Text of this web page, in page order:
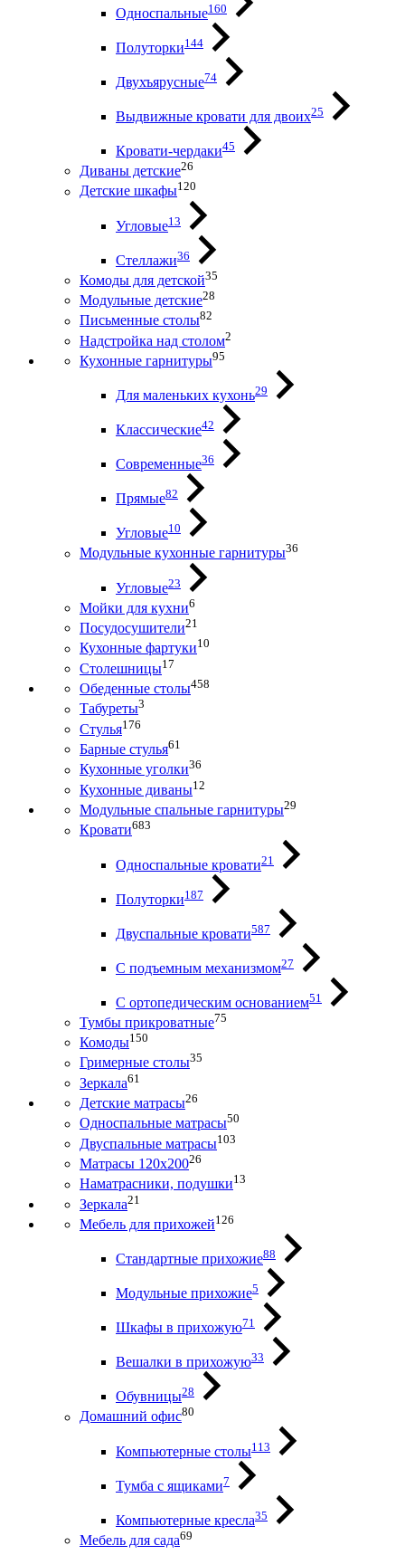
Односпальные160
Полуторки144
Двухъярусные74
Выдвижные кровати для двоих25
Кровати-чердаки45
Диваны детские26
Детские шкафы120
Угловые13
Стеллажи36
Комоды для детской35
Модульные детские28
Письменные столы82
Надстройка над столом2
Кухонные гарнитуры95
Для маленьких кухонь29
Классические42
Современные36
Прямые82
Угловые10
Модульные кухонные гарнитуры36
Угловые23
Мойки для кухни6
Посудосушители21
Кухонные фартуки10
Столешницы17
Обеденные столы458
Табуреты3
Стулья176
Барные стулья61
Кухонные уголки36
Кухонные диваны12
Модульные спальные гарнитуры29
Кровати683
Односпальные кровати21
Полуторки187
Двуспальные кровати587
С подъемным механизмом27
С ортопедическим основанием51
Тумбы прикроватные75
Комоды150
Гримерные столы35
Зеркала61
Детские матрасы26
Односпальные матрасы50
Двуспальные матрасы103
Матрасы 120х20026
Наматрасники, подушки13
Зеркала21
Мебель для прихожей126
Стандартные прихожие88
Модульные прихожие5
Шкафы в прихожую71
Вешалки в прихожую33
Обувницы28
Домашний офис80
Компьютерные столы113
Тумба с ящиками7
Компьютерные кресла35
Мебель для сада69